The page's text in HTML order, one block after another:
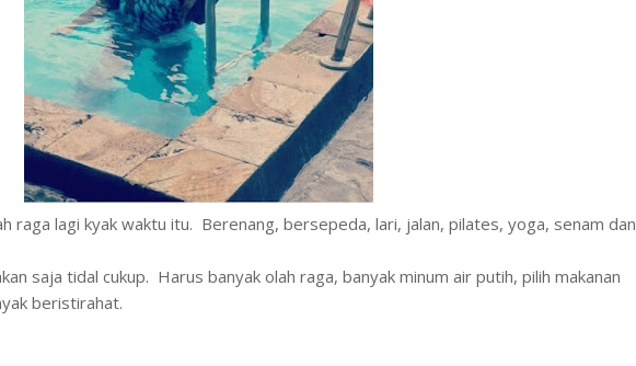
raga lagi kyak waktu itu. Berenang, bersepeda, lari, jalan, pilates, yoga, senam dan
saja tidal cukup. Harus banyak olah raga, banyak minum air putih, pilih makanan
beristirahat.